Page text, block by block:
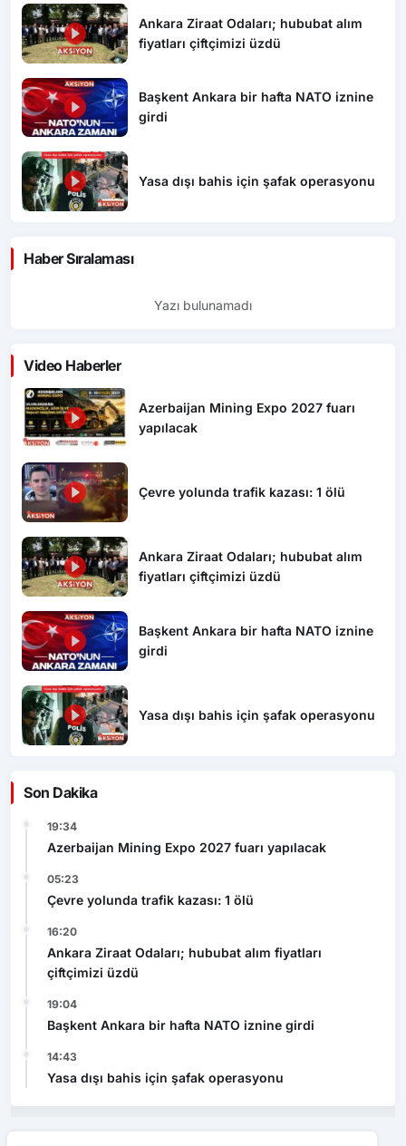
Ankara Ziraat Odaları; hububat alım
fiyatları çiftçimizi üzdü
Başkent Ankara bir hafta NATO iznine
girdi
Yasa dışı bahis için şafak operasyonu
Haber Sıralaması
Yazı bulunamadı
Video Haberler
Azerbaijan Mining Expo 2027 fuarı
yapılacak
Çevre yolunda trafik kazası: 1 ölü
Ankara Ziraat Odaları; hububat alım
fiyatları çiftçimizi üzdü
Başkent Ankara bir hafta NATO iznine
girdi
Yasa dışı bahis için şafak operasyonu
Son Dakika
19:34
Azerbaijan Mining Expo 2027 fuarı yapılacak
05:23
Çevre yolunda trafik kazası: 1 ölü
16:20
Ankara Ziraat Odaları; hububat alım fiyatları
çiftçimizi üzdü
19:04
Başkent Ankara bir hafta NATO iznine girdi
14:43
Yasa dışı bahis için şafak operasyonu